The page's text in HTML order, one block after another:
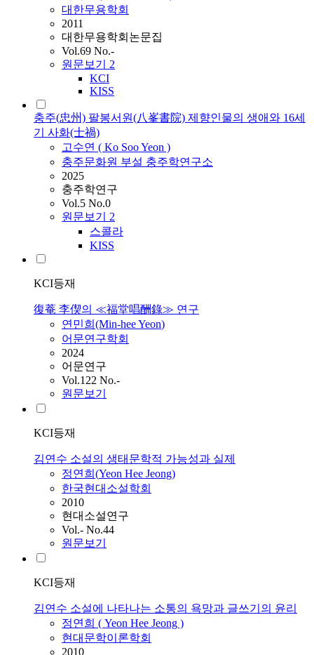
대한무용학회
2011
대한무용학회논문집
Vol.69 No.-
원문보기 2
KCI
KISS
충주(忠州) 팔봉서원(八峯書院) 제향인물의 생애와 16세
기 사화(士禍)
고수연 ( Ko SooYeon )
충주문화원 부설 충주학연구소
2025
충주학연구
Vol.5 No.0
원문보기 2
스콜라
KISS
KCI등재
復菴 李偰의 ≪福堂唱酬錄≫ 연구
연민희(Min-heeYeon)
어문연구학회
2024
어문연구
Vol.122 No.-
원문보기
KCI등재
김연수 소설의 생태문학적 가능성과 실제
정연희(Yeon Hee Jeong)
한국현대소설학회
2010
현대소설연구
Vol.- No.44
원문보기
KCI등재
김연수 소설에 나타나는 소통의 욕망과 글쓰기의 윤리
정연희 ( Yeon Hee Jeong )
현대문학이론학회
2010